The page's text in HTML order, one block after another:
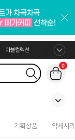
마블컬렉션
0
기획상품 악세서리